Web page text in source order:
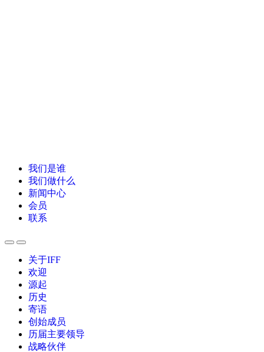
我们是谁
我们做什么
新闻中心
会员
联系
关于IFF
欢迎
源起
历史
寄语
创始成员
历届主要领导
战略伙伴